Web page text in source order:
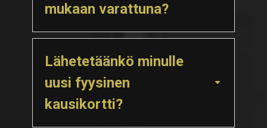
mukaan varattuna?
Lähetetäänkö minulle
uusi fyysinen
kausikortti?